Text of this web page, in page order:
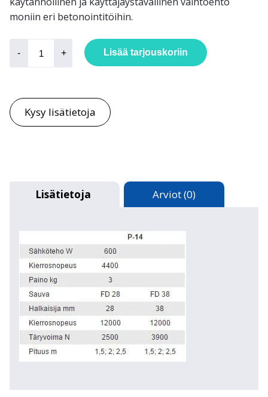
moniin eri betonointitöihin.
- + Lisää tarjouskoriin
Kysy lisätietoja
Lisätietoja Arviot (0)